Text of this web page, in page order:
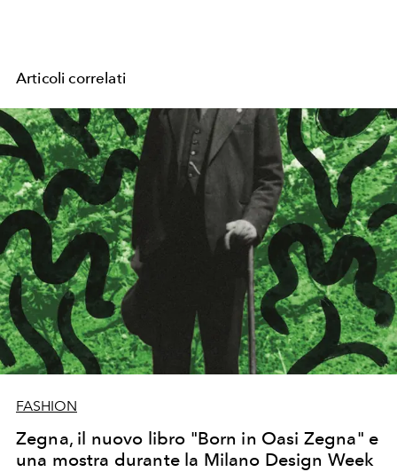
Articoli correlati
FASHION
Zegna, il nuovo libro "Born in Oasi Zegna" e
una mostra durante la Milano Design Week